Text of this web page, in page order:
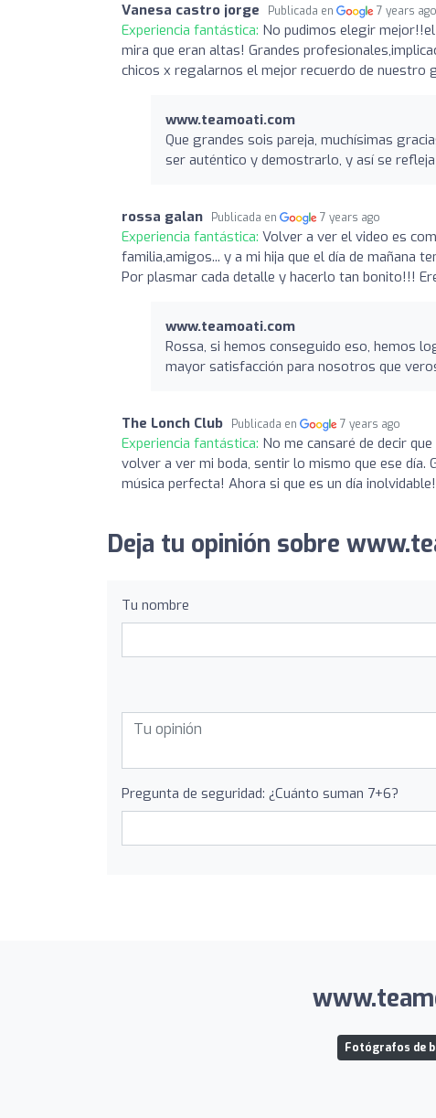
Vanesa castro jorge Publicada en 7 years ago
Experiencia fantástica: No pudimos elegir
mira que eran altas! Grandes
chicos x regalarnos el mejor recuerdo de nuestro
www.teamoati.com
Que grandes sois pareja, muchísimas
ser auténtico y demostrarlo, y así se
rossa galan Publicada en 7 years ago
Experiencia fantástica: Volver a ver el video es
familia,amigos... y a mi hija que el día de mañana
Por plasmar cada detalle y hacerlo tan bonito!!!
www.teamoati.com
Rossa, si hemos conseguido eso, hemos
mayor satisfacción para nosotros que
The Lonch Club Publicada en 7 years ago
Experiencia fantástica: No me cansaré de decir
volver a ver mi boda, sentir lo mismo que ese día.
música perfecta! Ahora si que es un día inolvidable!
Deja tu opinión sobre
Tu nombre
Pregunta de seguridad: ¿Cuánto suman 7+6?
Fotógrafos de